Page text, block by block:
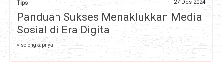
Tips 27 Des 2024
Panduan Sukses Menaklukkan Media
Sosial di Era Digital
» selengkapnya